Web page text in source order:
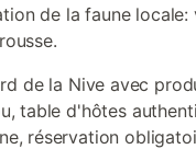
de la faune locale:
de la Nive avec
table d'hôtes
réservation